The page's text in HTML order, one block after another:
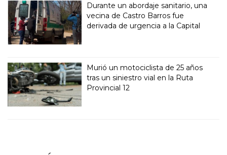
Durante un abordaje sanitario, una
vecina de Castro Barros fue
derivada de urgencia a la Capital
Murió un motociclista de 25 años
tras un siniestro vial en la Ruta
Provincial 12